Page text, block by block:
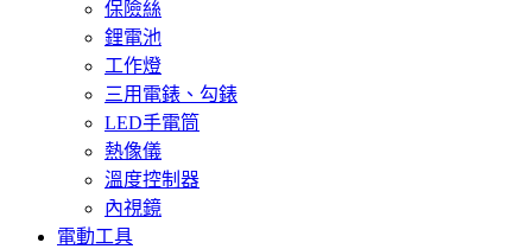
保險絲
鋰電池
工作燈
三用電錶、勾錶
LED手電筒
熱像儀
溫度控制器
內視鏡
電動工具